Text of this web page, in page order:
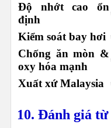
Độ nhớt cao ổn
định
Kiểm soát bay hơi
Chống ăn mòn &
oxy hóa mạnh
Xuất xứ Malaysia
10. Đánh giá